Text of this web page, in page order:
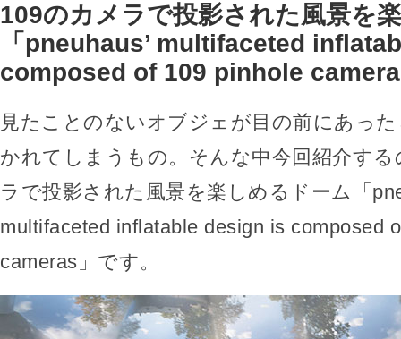
109のカメラで投影された風景を
「pneuhaus’ multifaceted
composed of 109 pinhole
見たことのないオブジェが目の前にあっ
かれてしまうもの。そんな中今回紹介す
ラで投影された風景を楽しめるドーム「
multifaceted inflatable design is composed
cameras」です。